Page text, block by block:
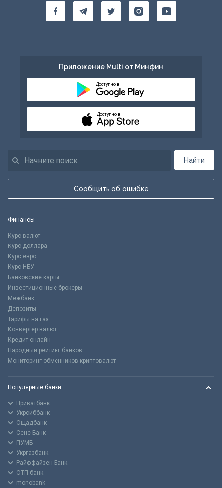
Найти
Сообщить об ошибке
Приложение Multi от Минфин
Доступно в
Доступно в
Финансы
Курс валют
Курс доллара
Курс евро
Курс НБУ
Банковские карты
Инвестиционные брокеры
Межбанк
Депозиты
Тарифы на газ
Конвертер валют
Кредит онлайн
Народный рейтинг банков
Мониторинг обменников криптовалют
Популярные банки
Приватбанк
Укрсиббанк
Ощадбанк
Сенс Банк
ПУМБ
Укргазбанк
Райффайзен Банк
ОТП банк
monobank